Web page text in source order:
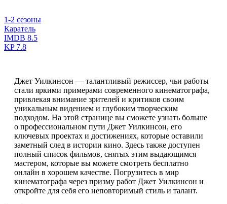
1-2 сезоны
Каратель
IMDB 8.5
KP7.8
Джет Уилкинсон — талантливый режиссер, чьи работы
стали яркими примерами современного кинематографа,
привлекая внимание зрителей и критиков своим
уникальным видением и глубоким творческим
подходом. На этой странице вы сможете узнать больше
о профессиональном пути Джет Уилкинсон, его
ключевых проектах и достижениях, которые оставили
заметный след в истории кино. Здесь также доступен
полный список фильмов, снятых этим выдающимся
мастером, которые вы можете смотреть бесплатно
онлайн в хорошем качестве. Погрузитесь в мир
кинематографа через призму работ Джет Уилкинсон и
откройте для себя его неповторимый стиль и талант.